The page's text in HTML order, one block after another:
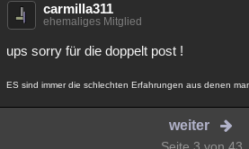
carmilla311
ehemaliges Mitglied
ups sorry für die doppelt post !
ES sind immer die schlechten Erfahrungen aus denen
weiter